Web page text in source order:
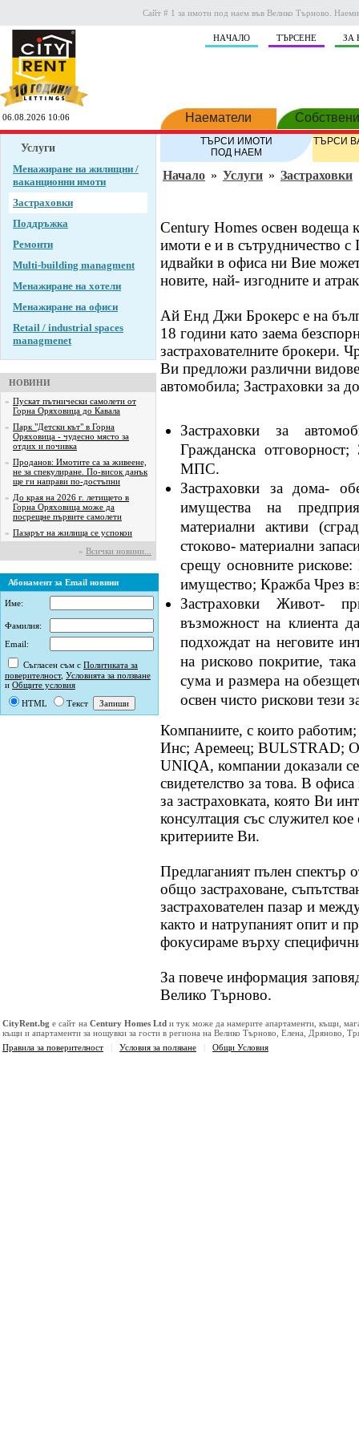
Сайт # 1 за имоти под наем във Велико Търново.
НAЧАЛО ТЪРСЕНЕ ЗА
06.08.2026 10:06 Наематели
Услуги
Менажиране на жилищни /
ваканционни имоти
Застраховки
Поддръжка
Ремонти
Multi-building managment
Менажиране на хотели
Менажиране на офиси
Retail / industrial spaces
managmenet
НОВИНИ
» Пускат пътнически самолети от
Горна Оряховица до Кавала
» Парк "Детски кът" в Горна
Оряховица - чудесно място за
отдих и почивка
» Проданов: Имотите са за живеене,
не за спекулиране. По-висок данък
ще ги направи по-достъпни
» До края на 2026 г. летището в
Горна Оряховица може да
посрещне първите самолети
» Пазарът на жилища се успокои
» Всички новини...
Абонамент за Email новини
Име:
Фамилия:
Email:
Съгласен съм с Политиката за
поверителност, Условията за ползване
и Общите условия
HTML
Текст
ТЪРСИ ИМОТИ
ПОД НАЕМ
ТЪРСИ
Начало » Услуги » Застраховки
Century Homes освен водеща
имоти е и в сътрудничество
идвайки в офиса ни Вие
новите, най- изгодните и
Ай Енд Джи Брокерс е на
18 години като заема
застрахователните брокери.
Ви предложи различни видове
автомобила; Застраховки за
Застраховки за
Гражданска
МПС.
Застраховки за дома-
имущества на
материални активи
стоково- материални
срещу основните
имущество; Кражба Чрез
Застраховки Живот-
възможност на клиента
подхождат на неговите
на рисково покритие,
сума и размера на
освен чисто рискови тези
Компаниите, с които
Инс; Аремеец; BULSTRAD;
UNIQA, компании доказали
свидетелство за това. В
за застраховката, която Ви
консултация със служител
критериите Ви.
Предлаганият пълен спектър
общо застраховане,
застрахователен пазар и
както и натрупаният опит и
фокусираме върху
За повече информация
Велико Търново.
CityRent.bg е сайт на Century Homes Ltd и тук може да намерите апартаменти, къщи,
къщи и апартаменти за нощувки за гости в региона на Велико Търново, Елена, Дряново,
Правила за поверителност
Условия за ползване Общи Условия